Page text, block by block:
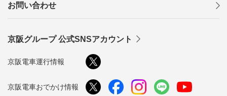
お問い合わせ
京阪グループ 公式SNSアカウント
京阪電車運行情報
京阪電車おでかけ情報